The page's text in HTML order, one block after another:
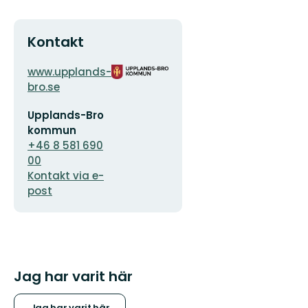
Kontakt
Adress
www.upplands-
bro.se
postadress
Upplands-Bro
kommun
+46 8 581 690
00
Kontakt via e-
post
Organisationens
Jag har varit här